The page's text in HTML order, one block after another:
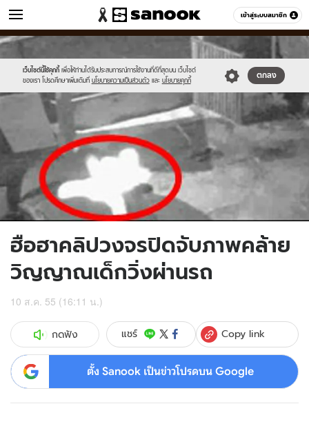
เข้าสู่ระบบสมาชิก
ข่าว หมวดอื่นๆ
เว็บไซต์นี้ใช้คุกกี้ เพื่อให้ท่านได้รับประสบการณ์การใช้งานที่ดีที่สุดบน เว็บไซต์
ของเรา โปรดศึกษาเพิ่มเติมที่ นโยบายความเป็นส่วนตัว และ นโยบายคุกกี้
ตกลง
Sanook
//s.isanook.com/sr/0/images/logo-
new-
sanook.png
600
60
//s.isanook.com/ns/0/ud/227/1135555/1.jpg
ฮือฮาคลิปวงจรปิดจับภาพคล้าย
วิญญาณเด็กวิ่งผ่านรถ
10 ส.ค. 55 (16:11 น.)
กดฟัง แชร์ Copy link
ตั้ง Sanook เป็นข่าวโปรดบน Google